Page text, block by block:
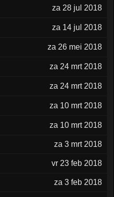
za 28 jul 2018
za 14 jul 2018
za 26 mei 2018
za 24 mrt 2018
za 24 mrt 2018
za 10 mrt 2018
za 10 mrt 2018
za 3 mrt 2018
vr 23 feb 2018
za 3 feb 2018